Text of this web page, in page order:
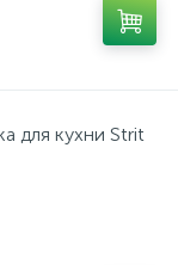
для кухни Strit